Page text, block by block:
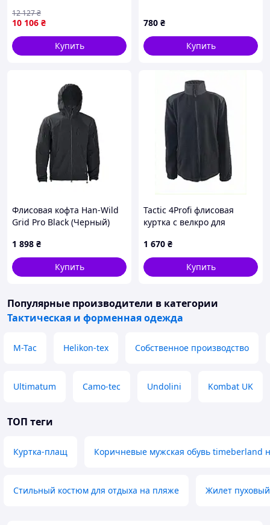
10 106 ₴
12 127₴
Купить
780 ₴
Купить
Флисовая кофта Han-Wild
Grid Pro Black (Черный)
1 898 ₴
Купить
Tactic 4Profi флисовая
куртка с велкро для
1 670 ₴
Купить
Популярные производители в категории
Тактическая и форменная одежда
M-Tac Helikon-tex Собственное производство
Ultimatum Camo-tec Undolini Kombat UK
ТОП теги
Куртка-плащ Коричневые мужская обувь timeberland
Стильный костюм для отдыха на пляже Жилет пуховый